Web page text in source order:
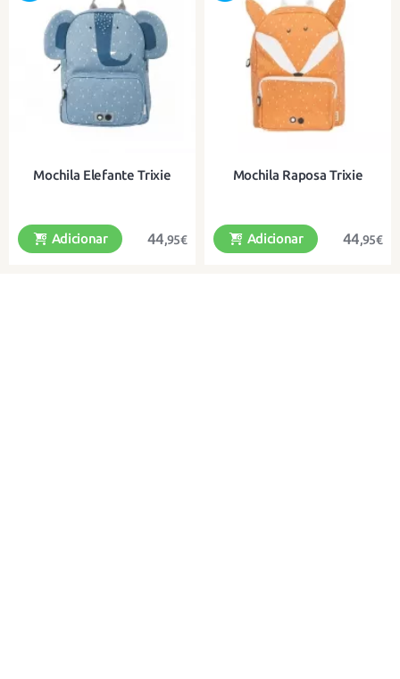
Uma divertida mochila de algodão
orgânico para os mais pequenos
Uma divertida mochila de algodão
orgânico para os mais pequenos
Mochila Elefante Trixie
44,95€
Adicionar
Mochila Raposa Trixie
44,95€
Adicionar